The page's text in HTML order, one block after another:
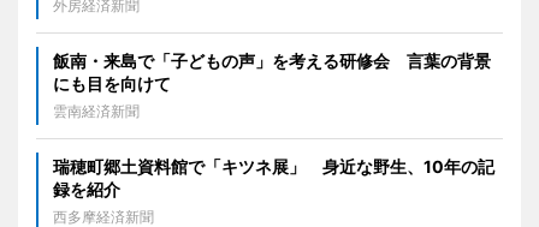
外房経済新聞
飯南・来島で「子どもの声」を考える研修会 言葉の背景
にも目を向けて
雲南経済新聞
瑞穂町郷土資料館で「キツネ展」 身近な野生、10年の記
録を紹介
西多摩経済新聞